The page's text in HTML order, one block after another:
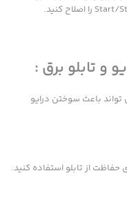
و تابلو برق :
باعث سوختن درایو